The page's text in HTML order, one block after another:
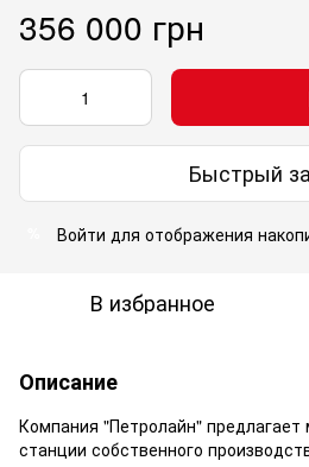
356 000 грн
Быстрый
Войти для отображения
В избранное
Описание
Компания "Петролайн"
станции собственного